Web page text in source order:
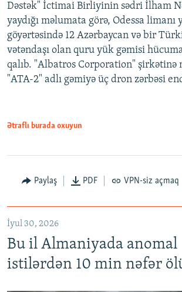
Dəstək" İctimai Birliyinin sədri İlham
yaydığı məlumata görə, Odessa limanı
göyərtəsində 12 Azərbaycan və bir
vətəndaşı olan quru yük gəmisi
qalıb. "Albatros Corporation" şirkətinə
"ATA-2" adlı gəmiyə üç dron zərbəsi
Ətraflı burada oxuyun
Paylaş PDF VPN-siz açmaq
İyul 30, 2026
Bu il Almaniyada anomal
istilərdən 10 min nəfər